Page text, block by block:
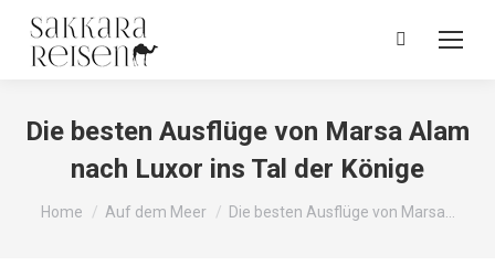
Die besten Ausflüge von Marsa Alam
nach Luxor ins Tal der Könige
You are here:
Home Auf dem Meer Die besten Ausflüge von Marsa…